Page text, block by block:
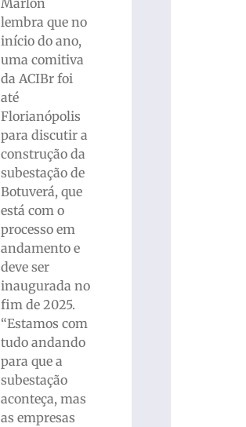
Marlon
lembra que no
início do ano,
uma comitiva
da ACIBr foi
até
Florianópolis
para discutir a
construção da
subestação de
Botuverá, que
está com o
processo em
andamento e
deve ser
inaugurada no
fim de 2025.
“Estamos com
tudo andando
para que a
subestação
aconteça, mas
as empresas